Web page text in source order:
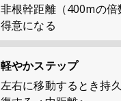
非根幹距離（400mの倍
得意になる
軽やかステップ
左右に移動するとき持